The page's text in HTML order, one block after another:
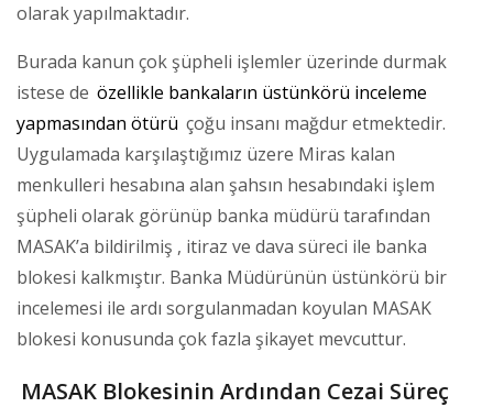
olarak yapılmaktadır.
Burada kanun çok şüpheli işlemler üzerinde durmak
istese de özellikle bankaların üstünkörü inceleme
yapmasından ötürü çoğu insanı mağdur etmektedir.
Uygulamada karşılaştığımız üzere Miras kalan
menkulleri hesabına alan şahsın hesabındaki işlem
şüpheli olarak görünüp banka müdürü tarafından
MASAK’a bildirilmiş , itiraz ve dava süreci ile banka
blokesi kalkmıştır. Banka Müdürünün üstünkörü bir
incelemesi ile ardı sorgulanmadan koyulan MASAK
blokesi konusunda çok fazla şikayet mevcuttur.
MASAK Blokesinin Ardından Cezai Süreç